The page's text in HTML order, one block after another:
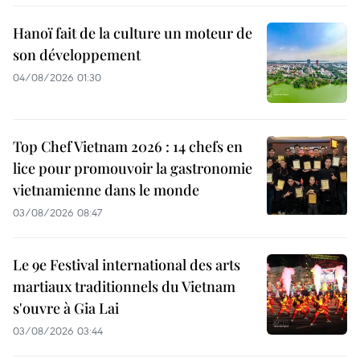
Hanoï fait de la culture un moteur de
son développement
04/08/2026 01:30
Top Chef Vietnam 2026 : 14 chefs en
lice pour promouvoir la gastronomie
vietnamienne dans le monde
03/08/2026 08:47
Le 9e Festival international des arts
martiaux traditionnels du Vietnam
s'ouvre à Gia Lai
03/08/2026 03:44